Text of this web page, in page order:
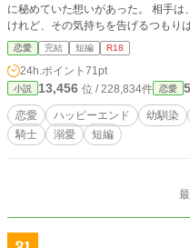
に秘めていた想いがあった。 相手は
けれど、その気持ちを告げるつもりはなかった。 女子会を
ミヤを待っていたのはカイルだった
は思いがけない熱を向けてくる。
になる。 彼の真意が分からないまま、ミヤ
馴染聖騎士の、鈍感すれ違いラブ。
恋愛 完結 短編 R18
24h.ポイント 71pt
小説 13,456 位 / 228,834件 恋愛
恋愛 ハッピーエンド 幼馴染
騎士
溺愛 短編